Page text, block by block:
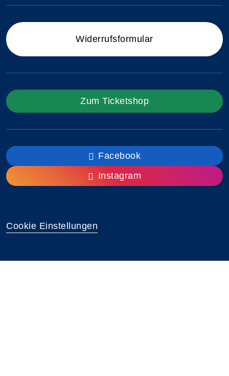
Widerrufsformular
Zum Ticketshop
Facebook
Instagram
Cookie Einstellungen